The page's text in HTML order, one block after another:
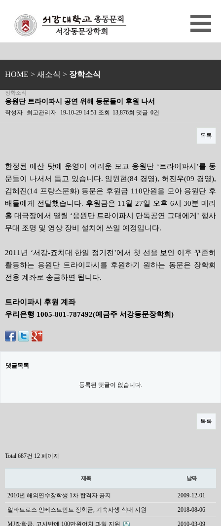
HOME > 새소식 > 장학소식
장학소식
응원단 트라이파시 공연 위해 동문들이 후원 나서
작성자 최고관리자 19-10-29 14:51 조회 13,876회 댓글 0건
목록
한정된 예산 탓에 운영이 어려운 모교 응원단 ‘트라이파시’를 동
문들이 나서서 돕고 있습니다. 임원현(84 경영), 허진우(09 경영),
김혜진(14 프랑스문화) 동문은 후원금 110만원을 모아 응원단 후
배들에게 전달했습니다. 후원금은 11월 27일 오후 6시 30분 메리
홀 대극장에서 열릴 ‘응원단 트라이파시 단독공연 그대에게’ 행사
무대 조명 및 영상 장비 설치에 쓰일 예정입니다.
2011년 ‘서강-죠치대 한일 정기전’에서 첫 선을 보인 이후 꾸준히
활동하는 응원단 트라이파시를 후원하기 원하는 동문은 장학회
전용 계좌로 송금하면 됩니다.
트라이파시 후원 계좌
우리은행 1005-801-787492(예금주 서강동문장학회)
댓글목록
등록된 댓글이 없습니다.
목록
Total 687건 12 페이지
제목 날짜
2010년 해외연수장학생 1차 합격자 공지 2009-12-01
알바트로스 인베스트먼트 장학금, 기숙사생 식대 지원 2018-08-06
MJ장학금, 고시반에 100만원어치 과일 지원 2010-03-09